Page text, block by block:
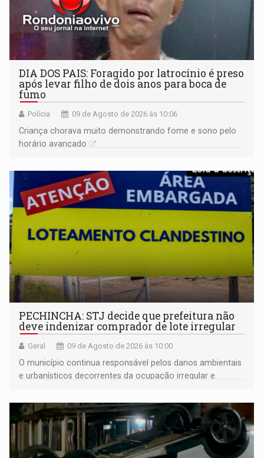
DIA DOS PAIS: Foragido por latrocínio é preso
após levar filho de dois anos para boca de
fumo
Polícia 09 de Agosto de 2026 às 10:06
Criança chorava muito demonstrando fome e sono pelo
horário avançado
PECHINCHA: STJ decide que prefeitura não
deve indenizar comprador de lote irregular
Geral 09 de Agosto de 2026 às 10:00
O município continua responsável pelos danos ambientais
e urbanísticos decorrentes da ocupação irregular e